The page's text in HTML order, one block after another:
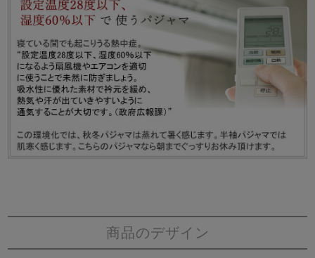
商品のデザイン